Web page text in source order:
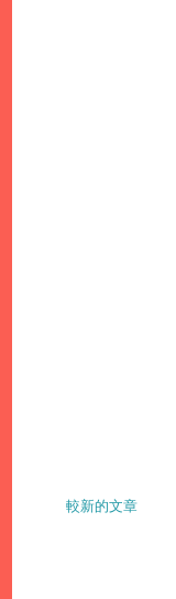
較新的文章